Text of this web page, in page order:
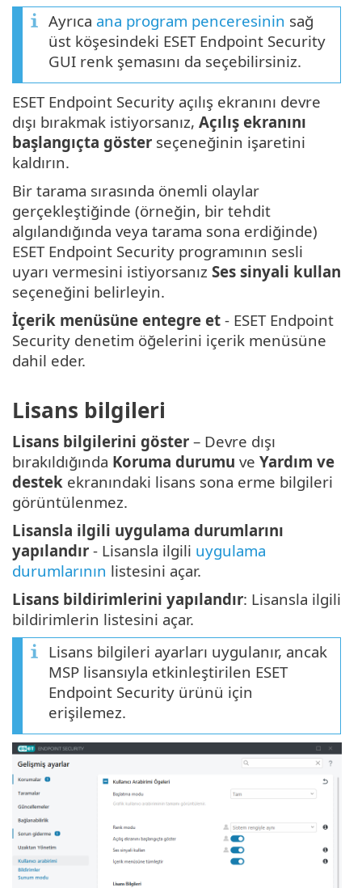
Ayrıca ana program penceresinin sağ
üst köşesindeki ESET Endpoint Security
GUI renk şemasını da seçebilirsiniz.
ESET Endpoint Security açılış ekranını devre
dışı bırakmak istiyorsanız, Açılış ekranını
başlangıçta göster seçeneğinin işaretini
kaldırın.
Bir tarama sırasında önemli olaylar
gerçekleştiğinde (örneğin, bir tehdit
algılandığında veya tarama sona erdiğinde)
ESET Endpoint Security programının sesli
uyarı vermesini istiyorsanız Ses sinyali kullan
seçeneğini belirleyin.
İçerik menüsüne entegre et - ESET Endpoint
Security denetim öğelerini içerik menüsüne
dahil eder.
Lisans bilgileri
Lisans bilgilerini göster – Devre dışı
bırakıldığında Koruma durumu ve Yardım ve
destek ekranındaki lisans sona erme bilgileri
görüntülenmez.
Lisansla ilgili uygulama durumlarını
yapılandır - Lisansla ilgili uygulama
durumlarının listesini açar.
Lisans bildirimlerini yapılandır: Lisansla ilgili
bildirimlerin listesini açar.
Lisans bilgileri ayarları uygulanır, ancak
MSP lisansıyla etkinleştirilen ESET
Endpoint Security ürünü için
erişilemez.